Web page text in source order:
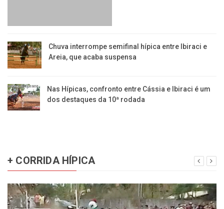
​Chuva interrompe semifinal hípica entre Ibiraci e
Areia, que acaba suspensa
Nas Hípicas, confronto entre Cássia e Ibiraci é um
dos destaques da 10ª rodada
+ CORRIDA HÍPICA